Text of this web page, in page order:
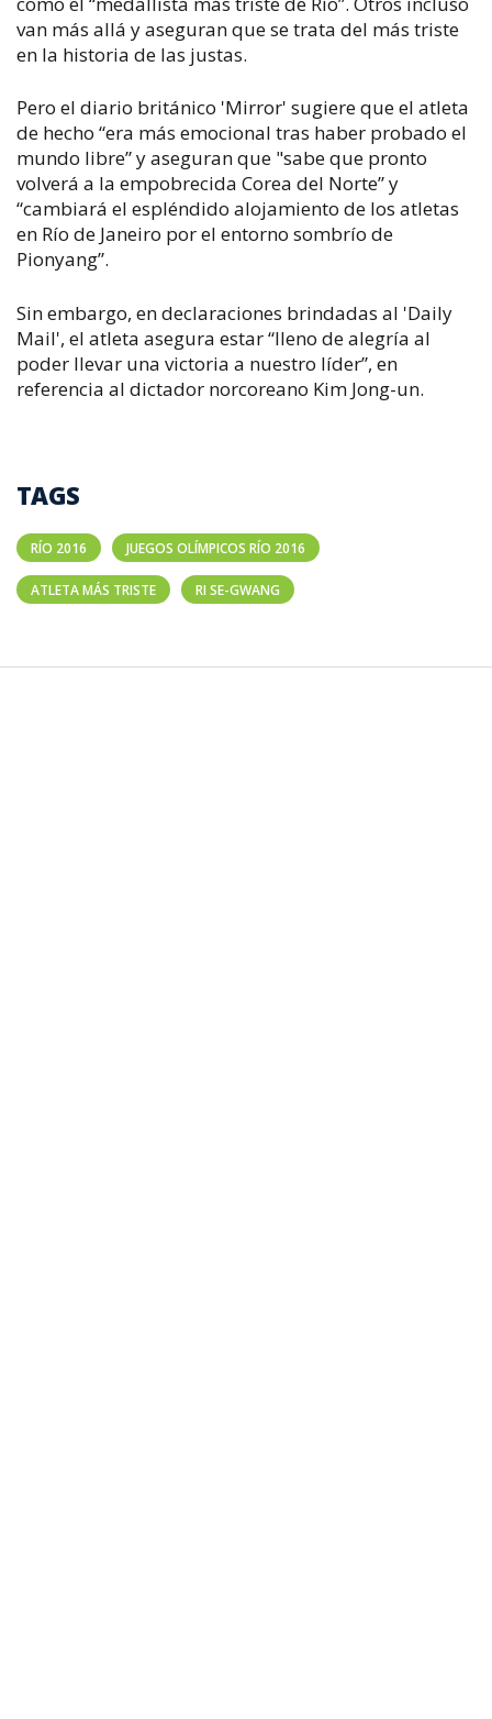
van más allá y aseguran que se trata del más triste
en la historia de las justas.
Pero el diario británico 'Mirror' sugiere que el atleta
de hecho “era más emocional tras haber probado el
mundo libre” y aseguran que "sabe que pronto
volverá a la empobrecida Corea del Norte” y
“cambiará el espléndido alojamiento de los atletas
en Río de Janeiro por el entorno sombrío de
Pionyang”.
Sin embargo, en declaraciones brindadas al 'Daily
Mail', el atleta asegura estar “lleno de alegría al
poder llevar una victoria a nuestro líder”, en
referencia al dictador norcoreano Kim Jong-un.
TAGS
RÍO 2016 JUEGOS OLÍMPICOS RÍO 2016
ATLETA MÁS TRISTE RI SE-GWANG